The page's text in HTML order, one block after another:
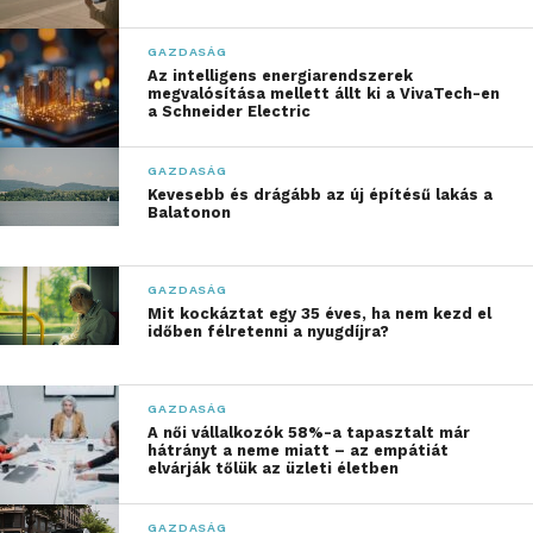
tanulás), beleértve a GenAI-t, teljes
potenciáljának kiaknázása.
CTO (Chief Technology Officer):
Olyan technológiai megoldások és
platformok tervezése, amelyek
középpontjában a biztonsági,
szabályozási és megfelelőségi
követelmények állnak.
CDAO (Chief Data and Analytics
Officer):Adat-, analitikai és AI-
szakemberek vonzása, fejlesztése és
kialakításához.
CISO (Chief Information Security
Officer):A biztonság és a hatékonyság
egyensúlyának megteremtése,
miközben kiépül a vállalati
GAZDASÁG
Az intelligens energiarendszerek
megvalósítása mellett állt ki a VivaTech-en
a Schneider Electric
GAZDASÁG
Kevesebb és drágább az új építésű lakás a
Balatonon
GAZDASÁG
Mit kockáztat egy 35 éves, ha nem kezd el
időben félretenni a nyugdíjra?
GAZDASÁG
A női vállalkozók 58%-a tapasztalt már
hátrányt a neme miatt – az empátiát
elvárják tőlük az üzleti életben
GAZDASÁG